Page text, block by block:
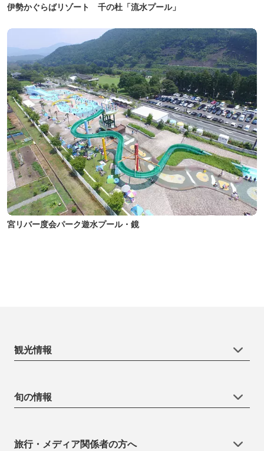
伊勢かぐらばリゾート 千の杜「流水プール」
宮リバー度会パーク遊水プール・鏡
観光情報
旬の情報
旅行・メディア関係者の方へ